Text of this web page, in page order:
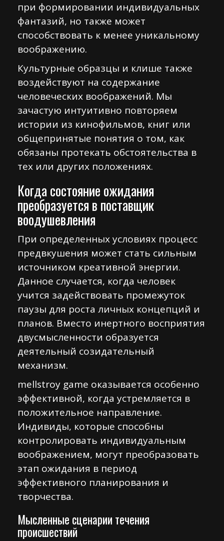
при формировании индивидуальных
фантазий, но также может
способствовать к менее уникальному
воображению.
Культурные образцы и клише также
воздействуют на содержание
человеческих воображений. Мы
зачастую интуитивно повторяем
истории из кинофильмов, книг или
общепринятые понятия о том, как
обязаны протекать обстоятельства в
тех или других положениях.
Когда состояние ожидания
преобразуется в поставщик
воодушевления
При определенных условиях процесс
предвкушения может стать сильным
источником креативной энергии.
Данное случается, когда человек
учится задействовать промежуток
паузы для роста личных концепций и
планов. Вместо инертного восприятия
двусмысленности образуется
деятельный созидательный
механизм.
mellstroy game оказывается особенно
эффективной, когда устремляется в
положительное направление.
Индивиды, которые способны
контролировать индивидуальным
воображением, могут преобразовать
этап ожидания в период
эффективного планирования и
творчества.
Мысленные сценарии течения
происшествий